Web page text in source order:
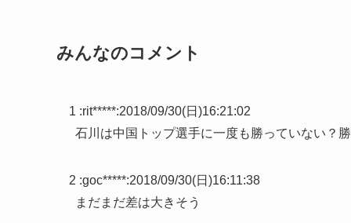
みんなのコメント
1 :rit*****:2018/09/30(日)16:21:02
石川は中国トップ選手に一度も勝っていない？
2 :goc*****:2018/09/30(日)16:11:38
まだまだ差は大きそう